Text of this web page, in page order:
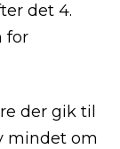
det 4.
for
der gik til
mindet om